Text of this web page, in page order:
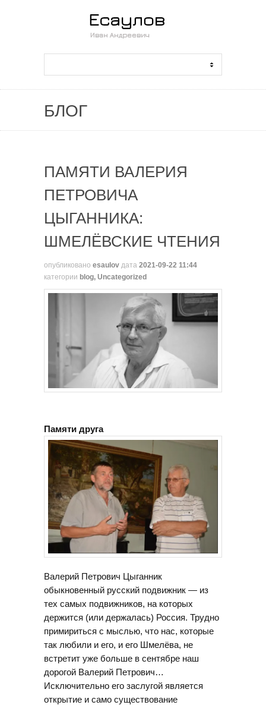
БЛОГ
ПАМЯТИ ВАЛЕРИЯ
ПЕТРОВИЧА
ЦЫГАННИКА:
ШМЕЛЁВСКИЕ ЧТЕНИЯ
опубликовано esaulov дата 2021-09-22 11:44
категории blog, Uncategorized
Памяти друга
Валерий Петрович Цыганник
обыкновенный русский подвижник — из
тех самых подвижников, на которых
держится (или держалась) Россия. Трудно
примириться с мыслью, что нас, которые
так любили и его, и его Шмелёва, не
встретит уже больше в сентябре наш
дорогой Валерий Петрович…
Исключительно его заслугой является
открытие и само существование